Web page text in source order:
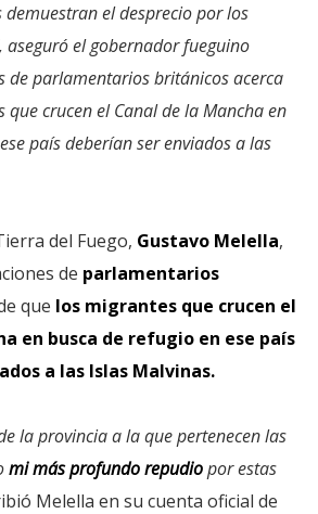
demuestran el desprecio por los
aseguró el gobernador fueguino
de parlamentarios británicos acerca
que crucen el Canal de la Mancha en
país deberían ser enviados a las
del Fuego, Gustavo Melella,
de parlamentarios
que los migrantes que crucen el
en busca de refugio en ese país
a las Islas Malvinas.
la provincia a la que pertenecen las
mi más profundo repudiopor estas
Melella en su cuenta oficial de